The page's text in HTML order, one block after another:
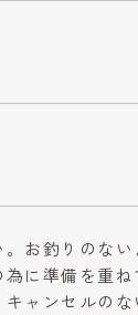
お釣りのない
に準備を重
ャンセルのな